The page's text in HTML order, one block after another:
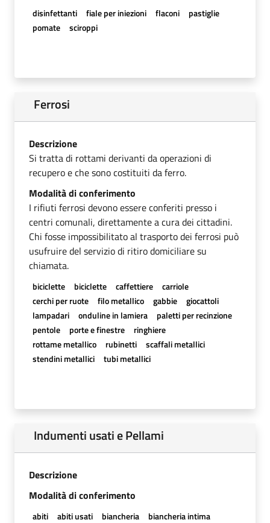
disinfettanti fiale per iniezioni flaconi
pastiglie
pomate
sciroppi
Ferrosi
Descrizione
Si tratta di rottami derivanti da operazioni di
recupero e che sono costituiti da ferro.
Modalità di conferimento
I rifiuti ferrosi devono essere conferiti presso i
centri comunali, direttamente a cura dei cittadini.
Chi fosse impossibilitato al trasporto dei ferrosi può
usufruire del servizio di ritiro domiciliare su
chiamata.
biciclette biciclette caffettiere
carriole
cerchi per ruote
filo metallico gabbie
giocattoli
lampadari
onduline in lamiera
paletti per recinzione
pentole
porte e finestre
ringhiere
rottame metallico
rubinetti
scaffali metallici
stendini metallici
tubi metallici
Indumenti usati e Pellami
Descrizione
Modalità di conferimento
abiti abiti usati biancheria
biancheria intima